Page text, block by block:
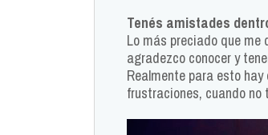
Tenés amistades
Lo más preciado que
agradezco conocer y
Realmente para esto
frustraciones, cuando